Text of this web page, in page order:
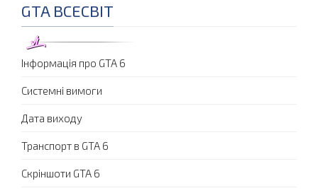
GTA ВСЕСВІТ
Інформація про GTA 6
Системні вимоги
Дата виходу
Транспорт в GTA 6
Скріншоти GTA 6